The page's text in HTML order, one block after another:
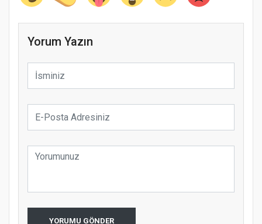
Yorum Yazın
YORUMU GÖNDER